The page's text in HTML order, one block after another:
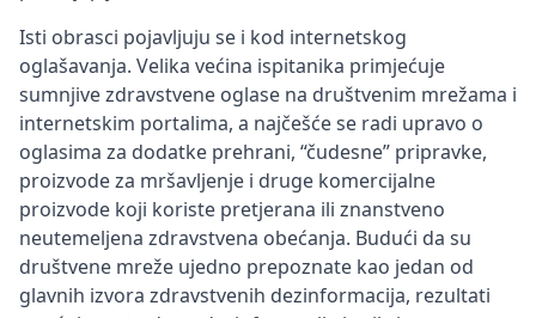
Isti obrasci pojavljuju se i kod internetskog
oglašavanja. Velika većina ispitanika primjećuje
sumnjive zdravstvene oglase na društvenim mrežama i
internetskim portalima, a najčešće se radi upravo o
oglasima za dodatke prehrani, “čudesne” pripravke,
proizvode za mršavljenje i druge komercijalne
proizvode koji koriste pretjerana ili znanstveno
neutemeljena zdravstvena obećanja. Budući da su
društvene mreže ujedno prepoznate kao jedan od
glavnih izvora zdravstvenih dezinformacija, rezultati